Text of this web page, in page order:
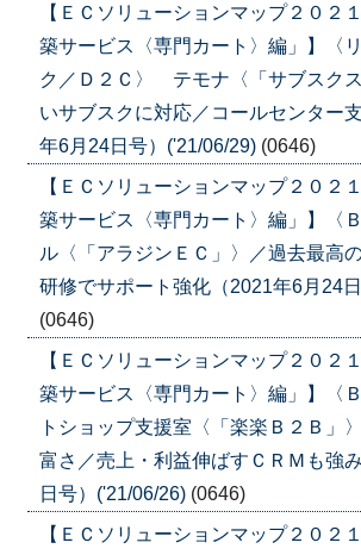
【ＥＣソリューションマップ２０２
築サービス〈専門カート〉編」】〈
ク／Ｄ２Ｃ〉 テモナ〈「サブスク
いサブスクに対応／コールセンター
年6月24日号）('21/06/29) (0646)
【ＥＣソリューションマップ２０２
築サービス〈専門カート〉編」】〈
ル〈「アラジンＥＣ」〉／過去最高
研修でサポート強化（2021年6月24
(0646)
【ＥＣソリューションマップ２０２
築サービス〈専門カート〉編」】〈
トショップ支援室〈「楽楽Ｂ２Ｂ」
富さ／売上・利益伸ばすＣＲＭも強
日号）('21/06/26) (0646)
【ＥＣソリューションマップ２０２